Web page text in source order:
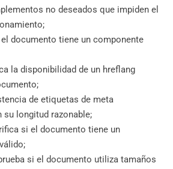
no deseados que impiden el
documento tiene un componente
la disponibilidad de un hreflang
de etiquetas de meta
su longitud razonable;
si el documento tiene un
si el documento utiliza tamaños